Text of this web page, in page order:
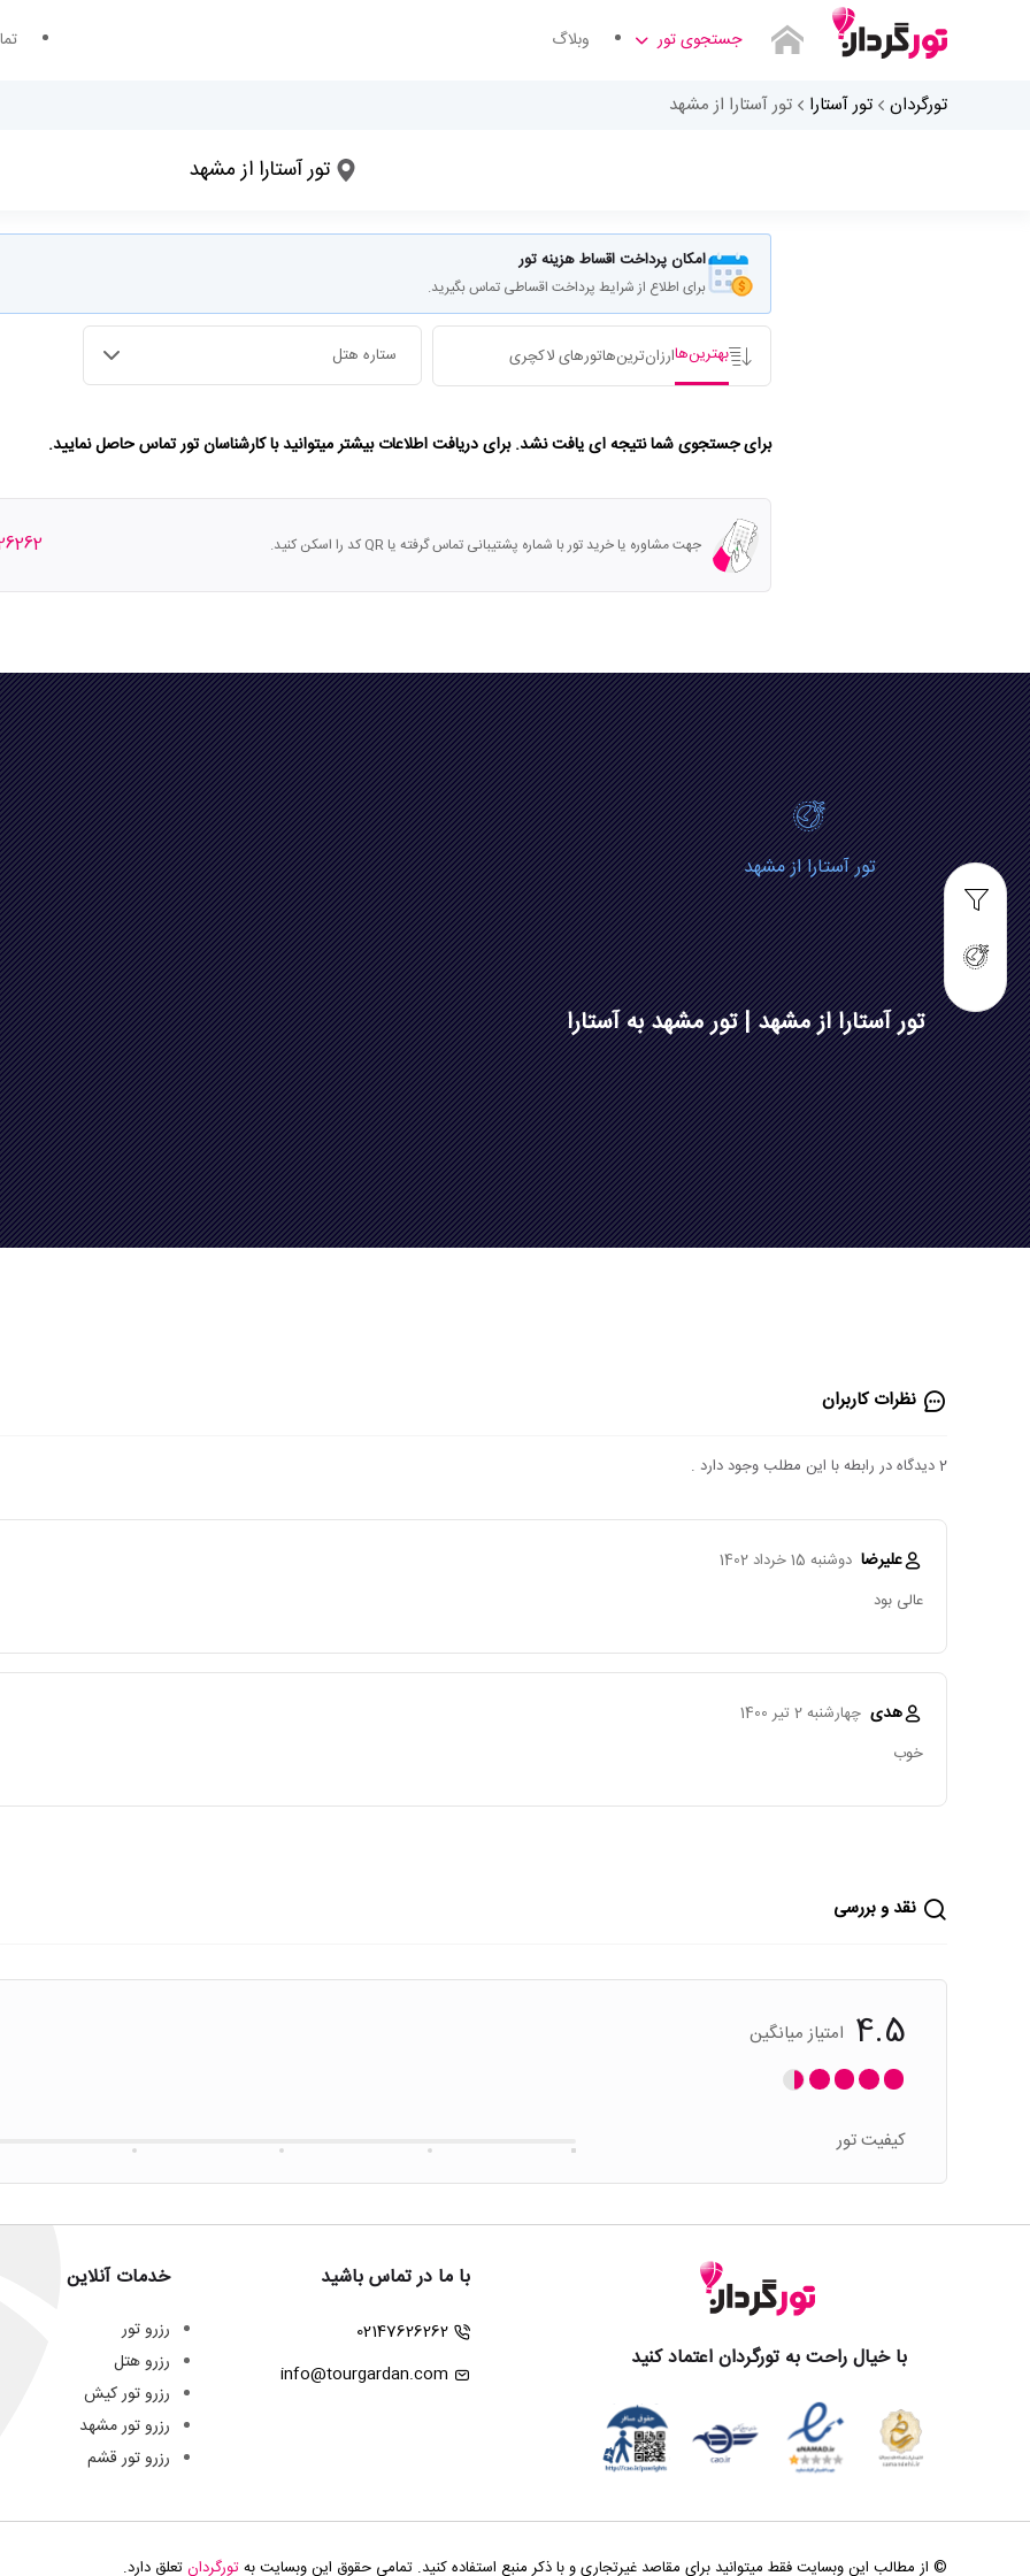
جستجوی تور وبلاگ
تورگردان تور آستارا تور آستارا از مشهد
تاریخ ورود
تور آستارا از مشهد
امکان پرداخت اقساط هزینه تور
برای اطلاع از شرایط پرداخت اقساطی تماس بگیرید.
بهترین‌هاارزان‌ترین‌هاتورهای لاکچری ستاره هتل
برای جستجوی شما نتیجه ای یافت نشد. برای دریافت اطلاعات بیشتر میتوانید با کارشناسان تور تماس حاصل نمایید.
جهت مشاوره یا خرید تور با شماره پشتیبانی تماس گرفته یا QR کد را اسکن کنید.
تور آستارا از مشهد
تور آستارا از مشهد | تور مشهد به آستارا
نظرات کاربران
2 دیدگاه در رابطه با این مطلب وجود دارد .
علیرضا دوشنبه 15 خرداد 1402
عالی بود
هدی چهارشنبه 2 تیر 1400
خوب
نقد و بررسی
4.5 امتیاز میانگین
کیفیت تور
با خیال راحت به تورگردان اعتماد کنید
با ما در تماس باشید
02147626262
info@tourgardan.com
خدمات آنلاین
رزرو تور
رزرو هتل
رزرو تور کیش
رزرو تور مشهد
رزرو تور قشم
© از مطالب این وبسایت فقط میتوانید برای مقاصد غیرتجاری و با ذکر منبع استفاده کنید. تمامی حقوق این وبسایت بهتورگردانتعلق دارد.